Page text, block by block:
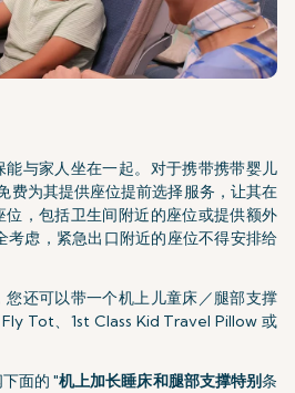
与家人坐在一起。对于携带携带婴儿
为其提供座位提前选择服务，让其在
，包括卫生间附近的座位或提供额外
考虑，紧急出口附近的座位不得安排给
还可以带一个机上儿童床／腿部支撑
Tot、1st Class Kid Travel Pillow 或
面的 "机上加长睡床和腿部支撑特别条